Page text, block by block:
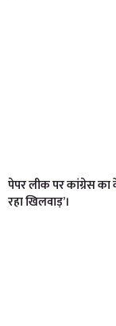
पेपर लीक पर कांग्रेस का
रहा खिलवाड़’।